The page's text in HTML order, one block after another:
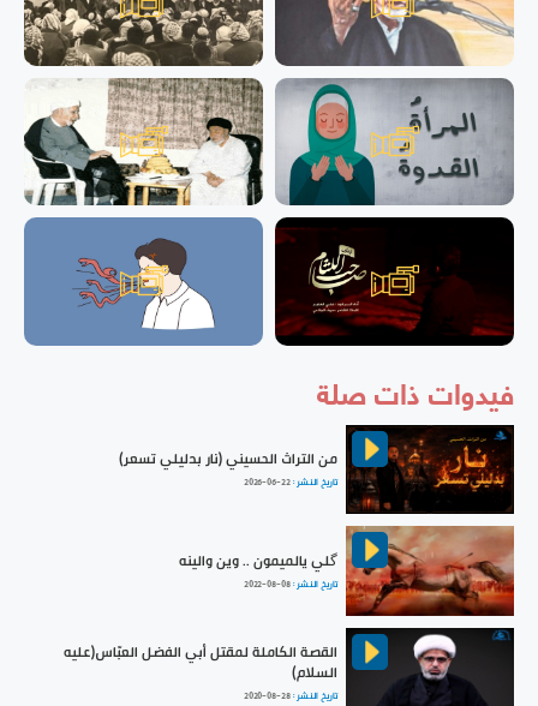
فيدوات ذات صلة
من التراث الحسيني (نار بدليلي تسعر)
تاريخ النشر :2026-06-22
گلي يالميمون .. وين والينه
تاريخ النشر :2022-08-08
القصة الكاملة لمقتل أبي الفضل العبّاس(عليه
السلام)
تاريخ النشر :2020-08-28